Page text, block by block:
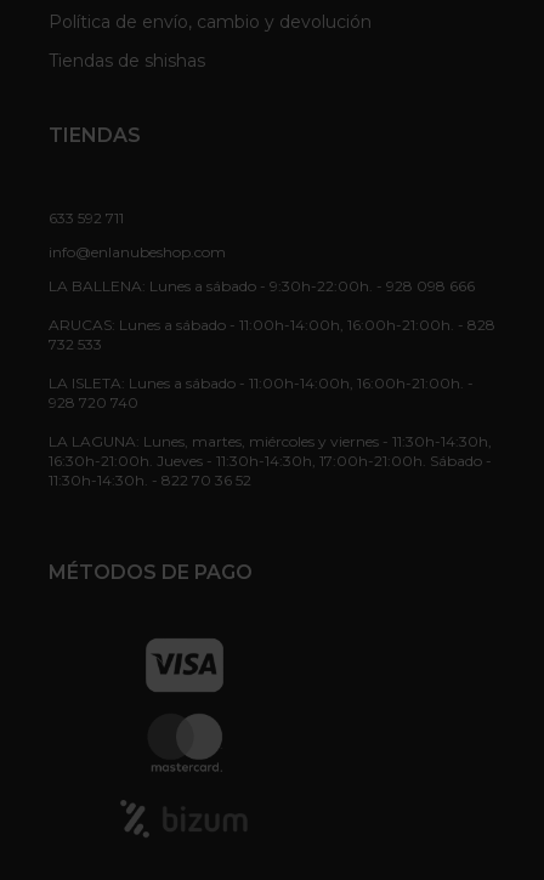
Política de envío, cambio y devolución
Tiendas de shishas
TIENDAS
633 592 711
info@enlanubeshop.com
LA BALLENA: Lunes a sábado - 9:30h-22:00h. - 928 098 666
ARUCAS: Lunes a sábado - 11:00h-14:00h, 16:00h-21:00h. - 828
732 533
LA ISLETA: Lunes a sábado - 11:00h-14:00h, 16:00h-21:00h. -
928 720 740
LA LAGUNA: Lunes, martes, miércoles y viernes - 11:30h-14:30h,
16:30h-21:00h. Jueves - 11:30h-14:30h, 17:00h-21:00h. Sábado -
11:30h-14:30h. - 822 70 36 52
MÉTODOS DE PAGO